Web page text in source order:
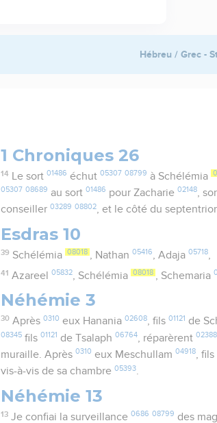
Hébreu / Grec -
1 Chroniques 26
14 Le sort 01486 échut 05307 08799 à Schélémia
05307 08689 au sort01486 pour Zacharie02148,
conseiller03289 08802, et le côté du
Esdras 10
39 Schélémia 08018 , Nathan 05416 , Adaja 05718,
41 Azareel 05832, Schélémia 08018 , Schemaria
Néhémie 3
30 Après 0310 eux Hanania 02608, fils 01121 de
08345 fils01121 de Tsalaph06764 , réparèrent02388
muraille. Après0310 eux Meschullam04918, fils
vis-à-vis de sa chambre05393.
Néhémie 13
13 Je confiai la surveillance 0686 08799 des